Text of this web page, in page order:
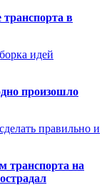
в
идей
произошло
правильно и
транспорта на